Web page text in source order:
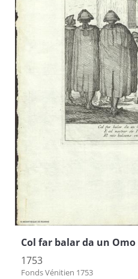
Col far balar da un
1753
Fonds Vénitien 1753